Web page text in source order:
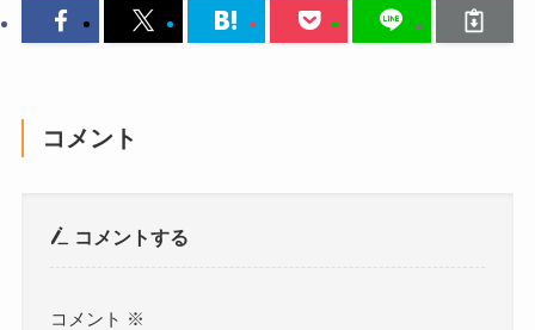
コメント
コメントする
コメント ※